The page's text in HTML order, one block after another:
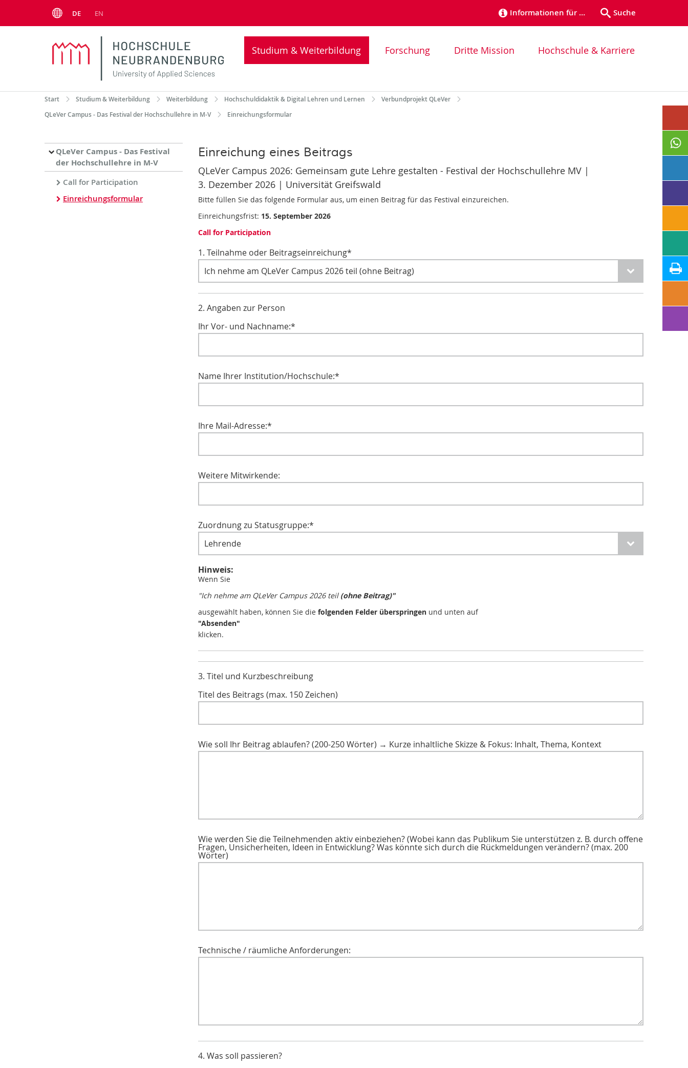
DE EN Informationen für … Suche
Studium & Weiterbildung Forschung Dritte Mission Hochschule & Karriere
Start Studium & Weiterbildung Weiterbildung Hochschuldidaktik & Digital Lehren und Lernen
Verbundprojekt QLeVer
QLeVer Campus - Das Festival der Hochschullehre in M-V
Einreichungsformular
QLeVer Campus - Das Festival
der Hochschullehre in M-V
Call for Participation
Einreichungsformular
Einreichung eines Beitrags
QLeVer Campus 2026: Gemeinsam gute Lehre gestalten - Festival der Hochschullehre MV |
3. Dezember 2026 | Universität Greifswald
Bitte füllen Sie das folgende Formular aus, um einen Beitrag für das Festival einzureichen.
Einreichungsfrist: 15. September 2026
Call for Participation
1. Teilnahme oder Beitragseinreichung*
2. Angaben zur Person
Ihr Vor- und Nachname:*
Name Ihrer Institution/Hochschule:*
Ihre Mail-Adresse:*
Weitere Mitwirkende:
Zuordnung zu Statusgruppe:*
Hinweis:
Wenn Sie
"Ich nehme am QLeVer Campus 2026 teil (ohne Beitrag)"
ausgewählt haben, können Sie die folgenden Felder überspringen und unten auf
"Absenden"
klicken.
3. Titel und Kurzbeschreibung
Titel des Beitrags (max. 150 Zeichen)
Wie soll Ihr Beitrag ablaufen? (200-250 Wörter) → Kurze inhaltliche Skizze & Fokus: Inhalt, Thema, Kontext
Wie werden Sie die Teilnehmenden aktiv einbeziehen? (Wobei kann das Publikum Sie unterstützen z. B. durch offene
Fragen, Unsicherheiten, Ideen in Entwicklung? Was könnte sich durch die Rückmeldungen verändern? (max. 200
Wörter)
Technische / räumliche Anforderungen:
4. Was soll passieren?